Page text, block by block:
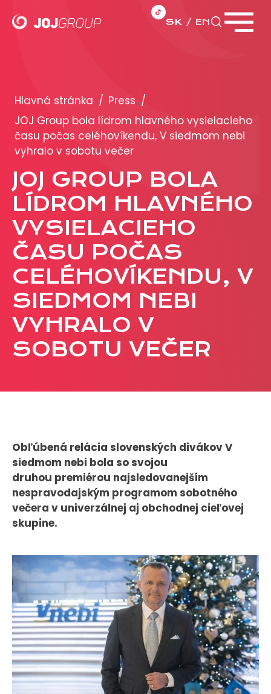
SK EN
Brandy
Produkty
PRODUKCIA
REKLAMA
Viac o reklamných formátoch
Obchodné podmienky
Prezentácia 2026
CASE STUDIES
O NÁS
Tím
B2B Rozhovory
VEREJNÉ VYSIELANIE MS 2026
KONTAKT
Hlavná stránka / Press /
JOJ Group bola lídrom hlavného vysielacieho
času počas celéhovíkendu, V siedmom nebi
vyhralo v sobotu večer
JOJ GROUP BOLA
LÍDROM HLAVNÉHO
VYSIELACIEHO
ČASU POČAS
CELÉHOVÍKENDU, V
SIEDMOM NEBI
VYHRALO V
SOBOTU VEČER
Obľúbená relácia slovenských divákov V
siedmom nebi bola so svojou
druhou premiérou najsledovanejším
nespravodajským programom sobotného
večera v univerzálnej aj obchodnej cieľovej
skupine.